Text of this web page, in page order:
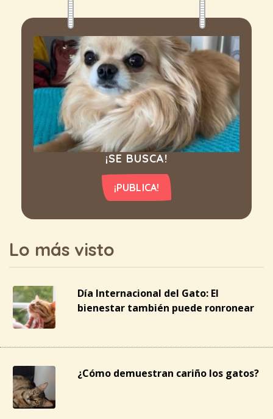
¡SE BUSCA!
¡PUBLICA!
Lo más visto
Día Internacional del Gato: El
bienestar también puede ronronear
¿Cómo demuestran cariño los gatos?